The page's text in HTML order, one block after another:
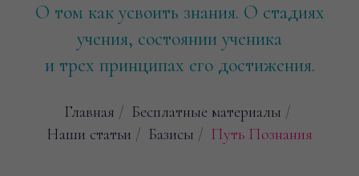
О том как усвоить знания. О стадиях
учения, состоянии ученика
и трех принципах его достижения.
Главная / Бесплатные материалы /
Наши статьи / Базисы / Путь Познания